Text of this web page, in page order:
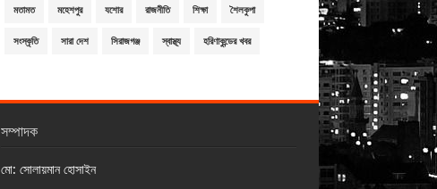
মতামত মহেশপুর যশোর রাজনীতি শিক্ষা শৈলকুপা
সংস্কৃতি সারা দেশ সিরাজগঞ্জ স্বাস্থ্য হরিণাকুন্ডের খবর
সম্পাদক
মো: সোলায়মান হোসাইন